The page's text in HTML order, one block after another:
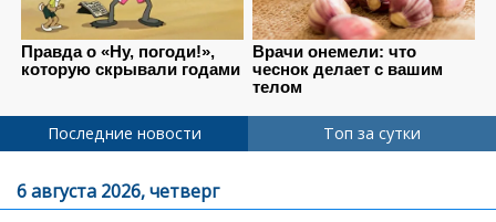
Последние новости Топ за сутки
6 августа 2026, четверг